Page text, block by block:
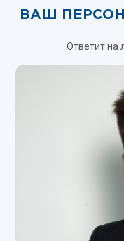
ВАШ
Ответит на